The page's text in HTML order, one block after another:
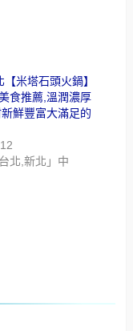
米塔石頭火鍋】
食推薦,溫潤濃厚
鮮豐富大滿足的
北,新北」中